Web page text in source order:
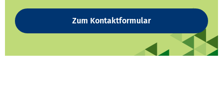
Zum Kontaktformular